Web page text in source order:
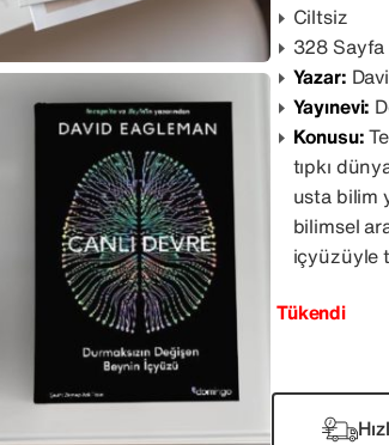
Ciltsiz
328 Sayfa
Yazar:
Yayınevi:
Konusu:
tıpkı
usta bilim
bilimsel
içyüzüyle
Tükendi